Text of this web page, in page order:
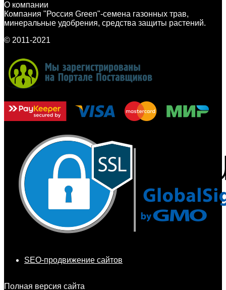
О компании
Компания "Россия Green"-семена газонных трав,
минеральные удобрения, средства защиты растений.
© 2011-2021
SEO-продвижение сайтов
Полная версия сайта